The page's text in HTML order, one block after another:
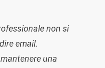
non si
email.
una